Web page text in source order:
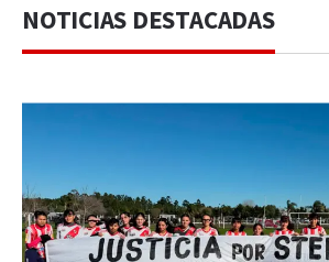
NOTICIAS DESTACADAS